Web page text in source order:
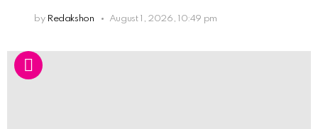
by Redakshon August 1, 2026, 10:49 pm